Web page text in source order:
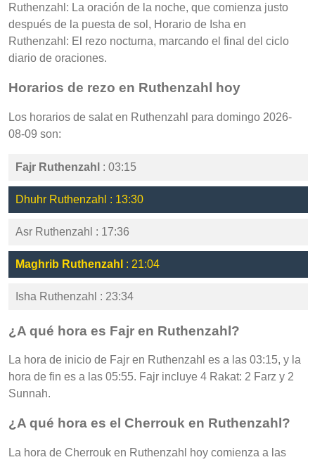
Ruthenzahl: La oración de la noche, que comienza justo
después de la puesta de sol, Horario de Isha en
Ruthenzahl: El rezo nocturna, marcando el final del ciclo
diario de oraciones.
Horarios de rezo en Ruthenzahl hoy
Los horarios de salat en Ruthenzahl para domingo 2026-
08-09 son:
Fajr Ruthenzahl : 03:15
Dhuhr Ruthenzahl : 13:30
Asr Ruthenzahl : 17:36
Maghrib Ruthenzahl : 21:04
Isha Ruthenzahl : 23:34
¿A qué hora es Fajr en Ruthenzahl?
La hora de inicio de Fajr en Ruthenzahl es a las 03:15, y la
hora de fin es a las 05:55. Fajr incluye 4 Rakat: 2 Farz y 2
Sunnah.
¿A qué hora es el Cherrouk en Ruthenzahl?
La hora de Cherrouk en Ruthenzahl hoy comienza a las